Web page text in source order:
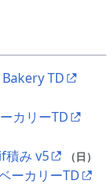
Bakery TD
カリーTD
積み v5 （日）
ーカリーTD